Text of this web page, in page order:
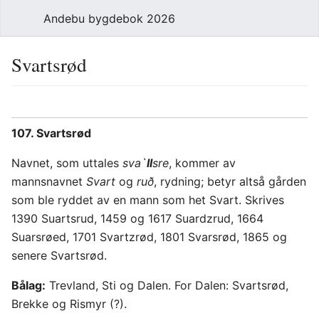
Andebu bygdebok 2026
Svartsrød
107. Svartsrød
Navnet, som uttales sva`llsre, kommer av
mannsnavnet Svart og ruð, rydning; betyr altså gården
som ble ryddet av en mann som het Svart. Skrives
1390 Suartsrud, 1459 og 1617 Suardzrud, 1664
Suarsrøed, 1701 Svartzrød, 1801 Svarsrød, 1865 og
senere Svartsrød.
Bålag: Trevland, Sti og Dalen. For Dalen: Svartsrød,
Brekke og Rismyr (?).